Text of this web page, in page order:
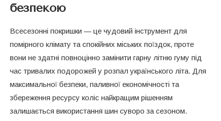
безпекою
Всесезонні покришки — це чудовий інструмент для
помірного клімату та спокійних міських поїздок, проте
вони не здатні повноцінно замінити гарну літню гуму під
час тривалих подорожей у розпал українського літа. Для
максимальної безпеки, паливної економічності та
збереження ресурсу коліс найкращим рішенням
залишається використання шин суворо за сезоном.